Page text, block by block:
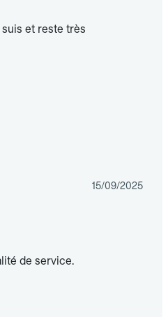
et reste très
15/09/2025
de service.